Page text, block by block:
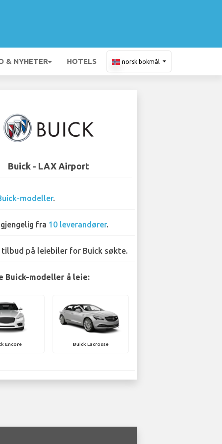
& NYHETER HOTELS norsk bokmål
Buick - LAX Airport
modeller.
fra 10 leverandører.
tilbud på leiebiler for Buick søkte.
Buick-modeller å leie:
Encore Buick Lacrosse